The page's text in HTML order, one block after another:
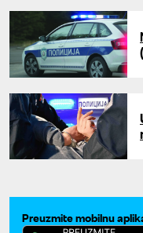
Preuzmite mobilnu